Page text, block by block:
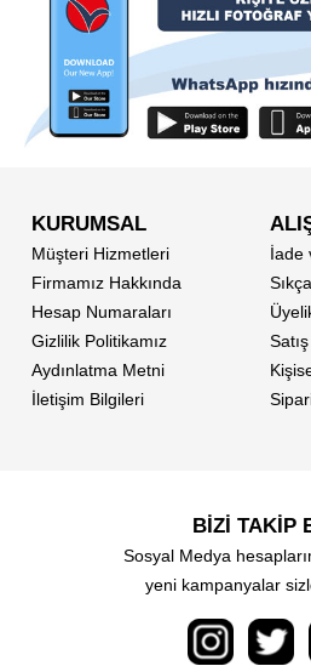
KURUMSAL
Müşteri Hizmetleri
Firmamız Hakkında
Hesap Numaraları
Gizlilik Politikamız
Aydınlatma Metni
İletişim Bilgileri
İade
BİZİ TAKİP
Sosyal Medya
yeni kampanyalar